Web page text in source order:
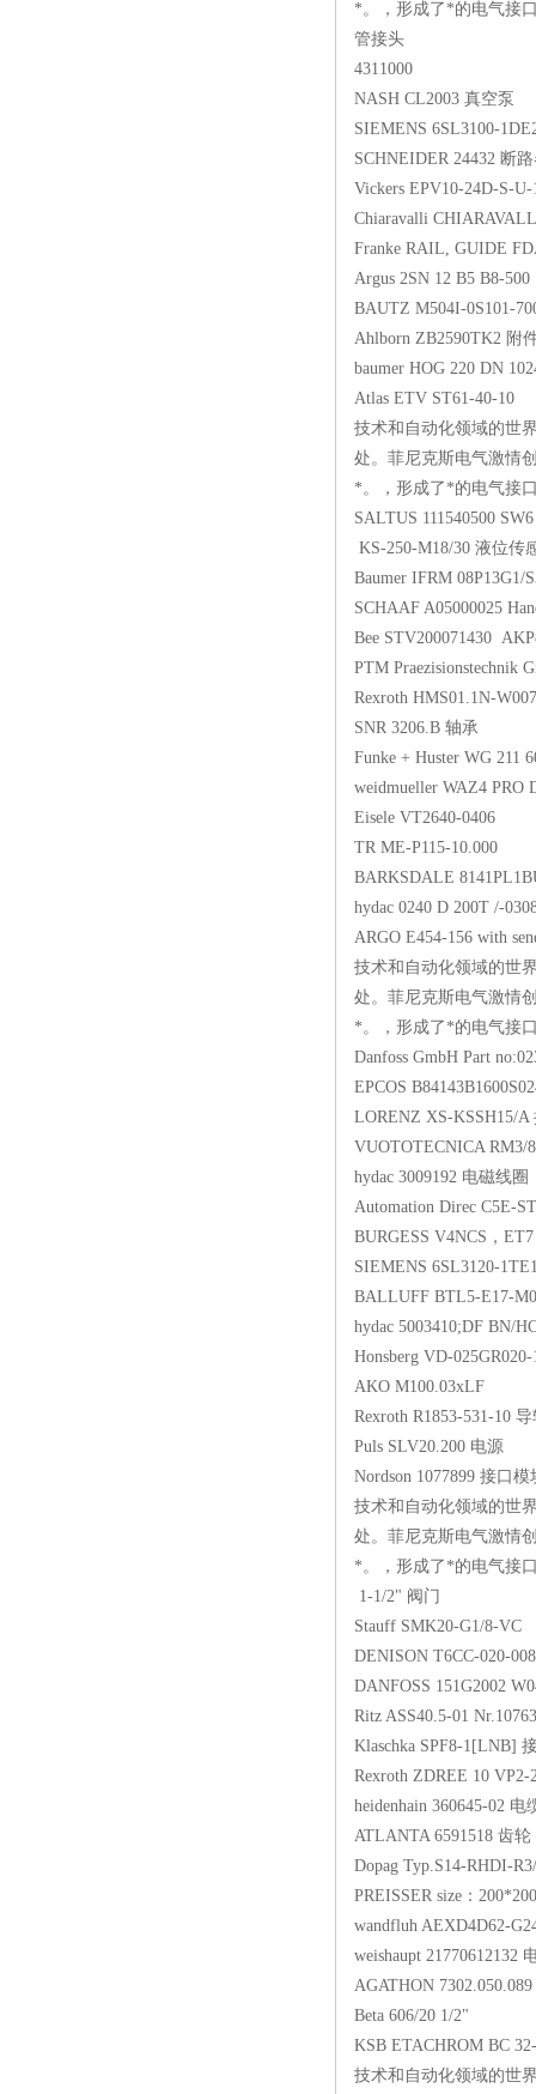
*。，形成了*的电气接
管接头
4311000
NASH CL2003 真空泵
SIEMENS 6SL3100-
SCHNEIDER 24432 断
Vickers EPV10-24D-S-
Chiaravalli
Franke RAIL, GUIDE
Argus 2SN 12 B5 B8-500
BAUTZ M504I-0S101-
Ahlborn ZB2590TK2 附
baumer HOG 220 DN
Atlas ETV ST61-40-10
技术和自动化领域的世
处。菲尼克斯电气激情
*。，形成了*的电气接
SALTUS 111540500
KS-250-M18/30 液位传
Baumer IFRM 08P13G1/
SCHAAF A05000025
Bee STV200071430
PTM Praezisionstechnik
Rexroth HMS01.1N-
SNR 3206.B 轴承
Funke + Huster WG 211
weidmueller WAZ4 PRO
Eisele VT2640-0406
TR ME-P115-10.000
BARKSDALE
hydac 0240 D 200T /-
ARGO E454-156 with
技术和自动化领域的世
处。菲尼克斯电气激情
*。，形成了*的电气接
Danfoss GmbH Part
EPCOS
LORENZ XS-KSSH15/A
VUOTOTECNICA RM3/
hydac 3009192 电磁线圈
Automation Direc C5E-
BURGESS V4NCS，
SIEMENS 6SL3120-
BALLUFF BTL5-E17-
hydac 5003410;DF BN/
Honsberg VD-
AKO M100.03xLF
Rexroth R1853-531-10
Puls SLV20.200 电源
Nordson 1077899 接口模
技术和自动化领域的世
处。菲尼克斯电气激情
*。，形成了*的电气接
1-1/2" 阀门
Stauff SMK20-G1/8-VC
DENISON T6CC-020-
DANFOSS 151G2002
Ritz ASS40.5-01
Klaschka SPF8-1[LNB]
Rexroth ZDREE 10
heidenhain 360645-02 电
ATLANTA 6591518 齿轮
Dopag Typ.S14-RHDI-
PREISSER size：
wandfluh AEXD4D62-
weishaupt 21770612132
AGATHON 7302.050.089
Beta 606/20 1/2"
KSB ETACHROM BC
技术和自动化领域的世